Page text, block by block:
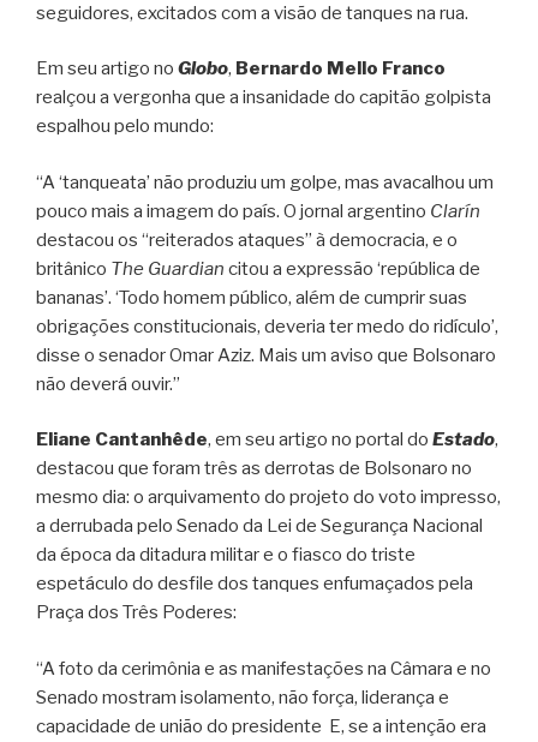
seguidores, excitados com a visão de tanques na rua.
Em seu artigo no Globo, Bernardo Mello Franco
realçou a vergonha que a insanidade do capitão golpista
espalhou pelo mundo:
“A ‘tanqueata’ não produziu um golpe, mas avacalhou um
pouco mais a imagem do país. O jornal argentino Clarín
destacou os “reiterados ataques” à democracia, e o
britânico The Guardian citou a expressão ‘república de
bananas’. ‘Todo homem público, além de cumprir suas
obrigações constitucionais, deveria ter medo do ridículo’,
disse o senador Omar Aziz. Mais um aviso que Bolsonaro
não deverá ouvir.”
Eliane Cantanhêde, em seu artigo no portal do Estado,
destacou que foram três as derrotas de Bolsonaro no
mesmo dia: o arquivamento do projeto do voto impresso,
a derrubada pelo Senado da Lei de Segurança Nacional
da época da ditadura militar e o fiasco do triste
espetáculo do desfile dos tanques enfumaçados pela
Praça dos Três Poderes:
“A foto da cerimônia e as manifestações na Câmara e no
Senado mostram isolamento, não força, liderança e
capacidade de união do presidente E, se a intenção era